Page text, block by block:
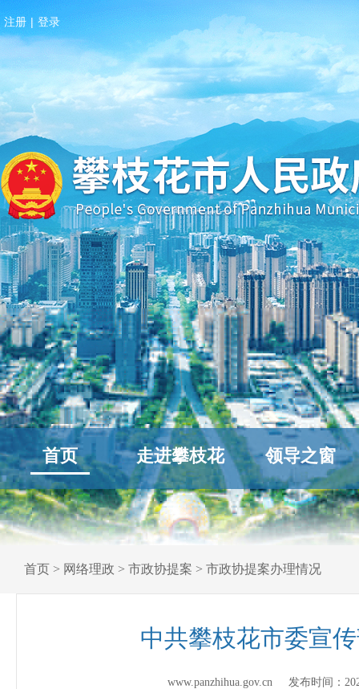
注册 | 登录
首页 走进攀枝花 领导之窗
首页 > 网络理政 > 市政协提案 > 市政协提案办理情况
中共攀枝花市委宣
www.panzhihua.gov.cn 发布时间：